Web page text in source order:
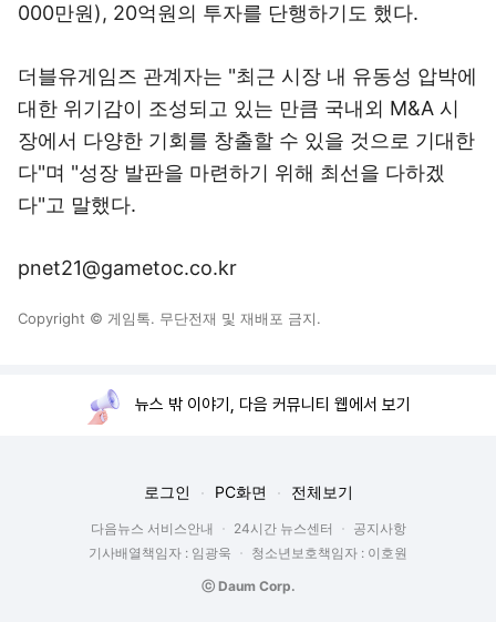
000만원), 20억원의 투자를 단행하기도 했다.
더블유게임즈 관계자는 "최근 시장 내 유동성 압박에
대한 위기감이 조성되고 있는 만큼 국내외 M&A 시
장에서 다양한 기회를 창출할 수 있을 것으로 기대한
다"며 "성장 발판을 마련하기 위해 최선을 다하겠
다"고 말했다.
pnet21@gametoc.co.kr
Copyright © 게임톡. 무단전재 및 재배포 금지.
뉴스 밖 이야기, 다음 커뮤니티 웹에서 보기
로그인 PC화면 전체보기
다음뉴스 서비스안내 24시간 뉴스센터
공지사항
기사배열책임자 : 임광욱
청소년보호책임자 : 이호원
ⓒ Daum Corp.